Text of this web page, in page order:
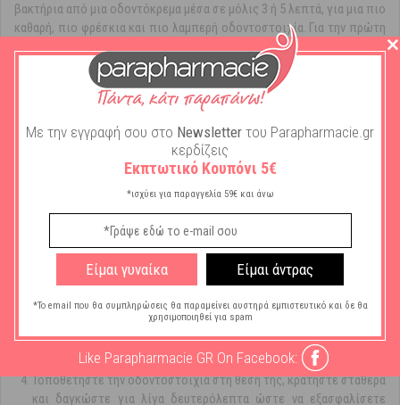
βακτήρια από μια οδοντόκρεμα μέσα σε μόλις 3 ή 5 λεπτά, για μια πιο
καθαρή, πιο φρέσκια και πιο λαμπερή οδοντοστοιχία. Για την πρώτη
φορά, χρησιμοποιήστε μια μικρή ποσότητα. Χρησιμοποιήστε
περισσότερη εάν χρειάζεται. Μεγάλη ποσότητα μπορεί να
προκαλέσει υπερχείλιση. Μπορεί να χρειαστούν μερικές
προσπάθειες για να βρείτε τη σωστή ποσότητα για την
Εφαρμόστε μια φορά την ημέρα για δυνατή συγκράτηση. Εάν πρέπει να
χρησιμοποιήσετε την κρέμα περισσότερο από μία φορά την ημέρα,
ζητήστε τη συμβουλή του οδοντιάτρου σας.
Καθαρίστε και στεγνώστε την τεχνητή οδοντοστοιχία.
Εφαρμόστε τη στερεωτική κρέμα σε μικρές λωρίδες, όπως
φαίνεται στο διάγραμμα, όχι πολύ κοντά στα άκρα της
Ξεπλύνετε το στόμα σας πριν τοποθετήσετε την οδοντοστοιχία
Τοποθετήστε την οδοντοστοιχία στη θέση της, κρατήστε σταθερά
και δαγκώστε για λίγα δευτερόλεπτα ώστε να εξασφαλίσετε
Με την εγγραφή σου στο Newsletter του Parapharmacie.gr
κερδίζεις
Εκπτωτικό Κουπόνι 5€
*ισχύει για παραγγελία 59€ και άνω
Είμαι γυναίκα Είμαι άντρας
*Το email που θα συμπληρώσεις θα παραμείνει αυστηρά εμπιστευτικό και δε θα
χρησιμοποιηθεί για spam
Like Parapharmacie GR On Facebook: